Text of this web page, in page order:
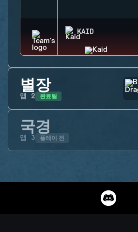
KAID
별장
맵 2 완료됨
국경
맵 3 플레이 전